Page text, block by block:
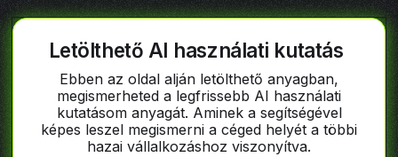
Letölthető AI használati kutatás
Ebben az oldal alján letölthető anyagban,
megismerheted a legfrissebb AI használati
kutatásom anyagát. Aminek a segítségével
képes leszel megismerni a céged helyét a többi
hazai vállalkozáshoz viszonyítva.